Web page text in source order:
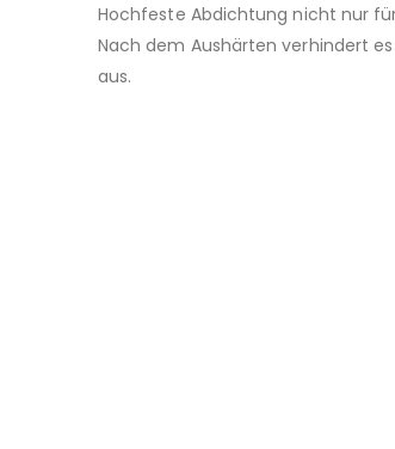
Hochfeste Abdichtung nicht nur
Nach dem Aushärten verhindert
aus.